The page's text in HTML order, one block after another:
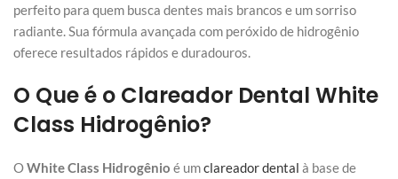
perfeito para quem busca dentes mais brancos e um sorriso
radiante. Sua fórmula avançada com peróxido de hidrogênio
oferece resultados rápidos e duradouros.
O Que é o Clareador Dental White
Class Hidrogênio?
OWhite Class Hidrogênio é umclareador dental à base de